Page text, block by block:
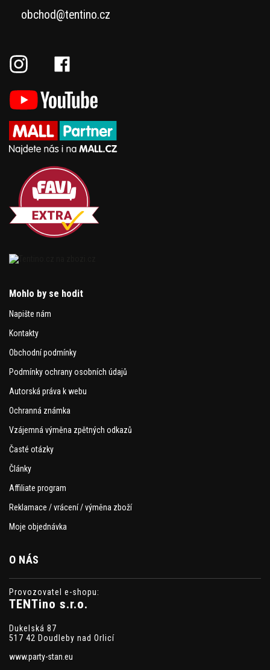
obchod@tentino.cz
Mohlo by se hodit
Napište nám
Kontakty
Obchodní podmínky
Podmínky ochrany osobních údajů
Autorská práva k webu
Ochranná známka
Vzájemná výměna zpětných odkazů
Časté otázky
Články
Affiliate program
Reklamace / vrácení / výměna zboží
Moje objednávka
O NÁS
Provozovatel e-shopu:
TENTino s.r.o.
Dukelská 87
517 42 Doudleby nad Orlicí
www.party-stan.eu